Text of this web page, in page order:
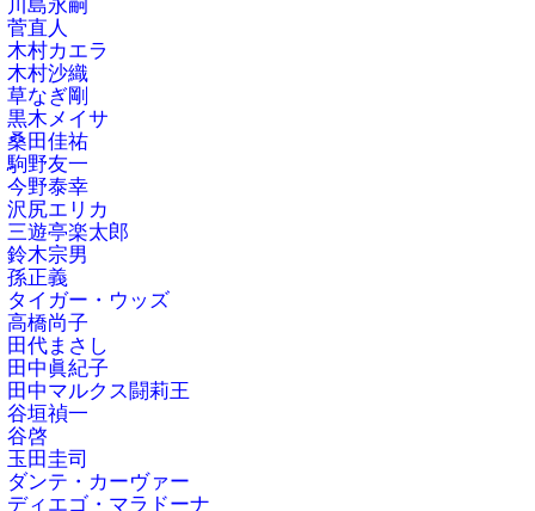
川島永嗣
菅直人
木村カエラ
木村沙織
草なぎ剛
黒木メイサ
桑田佳祐
駒野友一
今野泰幸
沢尻エリカ
三遊亭楽太郎
鈴木宗男
孫正義
タイガー・ウッズ
高橋尚子
田代まさし
田中眞紀子
田中マルクス闘莉王
谷垣禎一
谷啓
玉田圭司
ダンテ・カーヴァー
ディエゴ・マラドーナ